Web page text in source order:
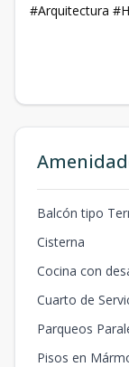
#Arquitectura
Balcón tipo
Cisterna
Cocina con
Cuarto de
Parqueos
Pisos en